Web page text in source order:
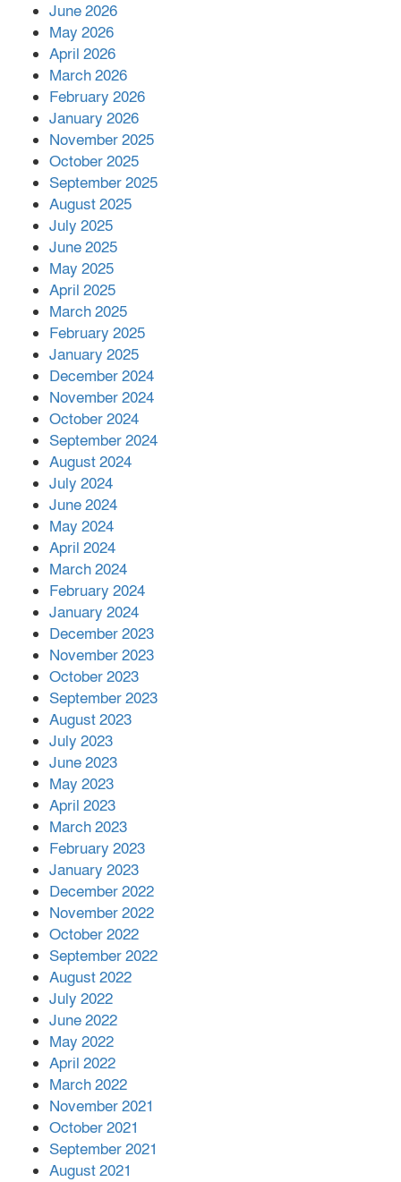
নলছিটিতে শ্রমিকদলের অবৈধ কমিটি
প্রকাশের অভিযোগ
আহত ৪০
June 2026
May 2026
April 2026
March 2026
February 2026
January 2026
November 2025
October 2025
September 2025
August 2025
July 2025
June 2025
May 2025
April 2025
March 2025
February 2025
January 2025
December 2024
November 2024
October 2024
September 2024
August 2024
July 2024
June 2024
May 2024
April 2024
March 2024
February 2024
January 2024
December 2023
November 2023
October 2023
September 2023
August 2023
July 2023
June 2023
May 2023
April 2023
March 2023
February 2023
January 2023
December 2022
November 2022
October 2022
September 2022
August 2022
July 2022
June 2022
May 2022
April 2022
March 2022
November 2021
October 2021
September 2021
August 2021